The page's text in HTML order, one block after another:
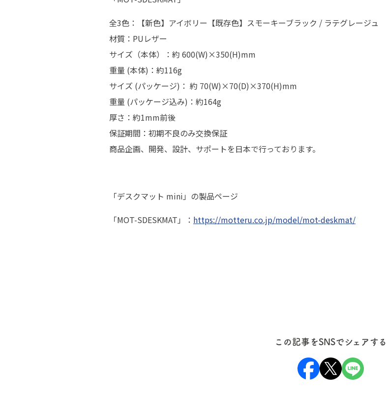
全3色：【新色】アイボリー【既存色】スモーキーブラック / ラテグレージュ
材質：PUレザー
サイズ（本体）：約 600(W)×350(H)mm
重量 (本体)：約116g
サイズ (パッケージ)： 約 70(W)×70(D)×370(H)mm
重量 (パッケージ込み)：約164g
厚さ：約1mm前後
保証期間：初期不良のみ交換保証
商品企画、開発、設計、サポートを日本で行っております。
「デスクマット mini」の製品ページ
「MOT-SDESKMAT」： https://motteru.co.jp/model/mot-deskmat/
この記事をSNSでシェアする